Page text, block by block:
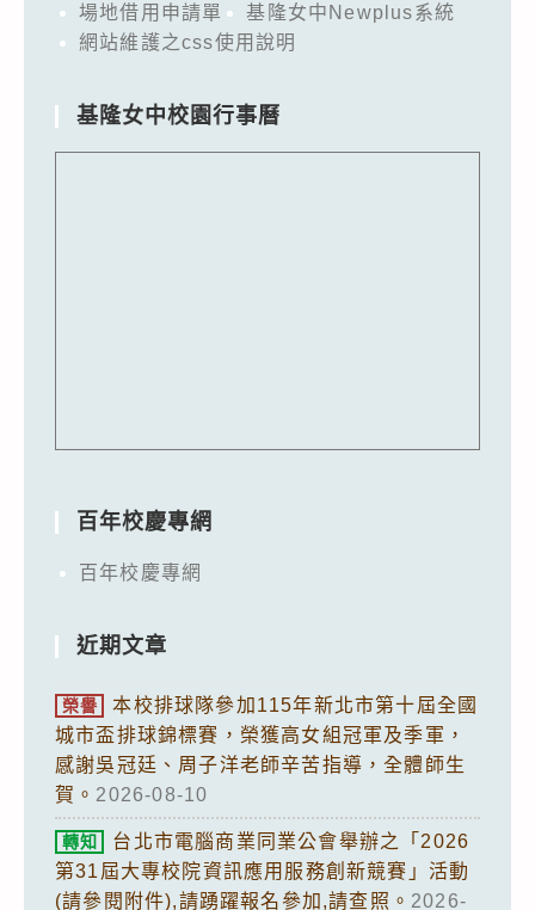
場地借用申請單
基隆女中Newplus系統
網站維護之css使用說明
基隆女中校園行事曆
百年校慶專網
百年校慶專網
近期文章
榮譽
本校排球隊參加115年新北市第十屆全國
城市盃排球錦標賽，榮獲高女組冠軍及季軍，
感謝吳冠廷、周子洋老師辛苦指導，全體師生
賀。 2026-08-10
轉知
台北市電腦商業同業公會舉辦之「2026
第31屆大專校院資訊應用服務創新競賽」活動
(請參閱附件),請踴躍報名參加,請查照。 2026-